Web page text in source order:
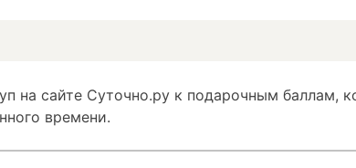
на сайте Суточно.ру к подарочным баллам,
времени.